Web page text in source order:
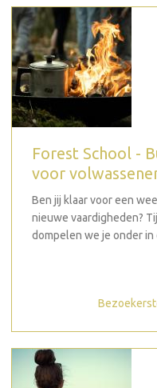
Forest School -
voor
Ben jij klaar voor een
nieuwe vaardigheden?
dompelen we je onder in